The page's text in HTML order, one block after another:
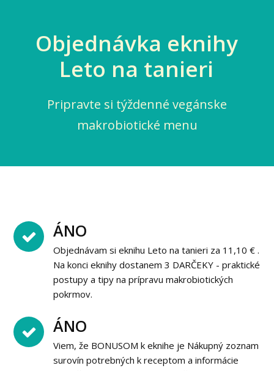
Objednávka eknihy
Leto na tanieri
Pripravte si týždenné vegánske
makrobiotické menu
ÁNO
Objednávam si eknihu Leto na tanieri za 11,10 € .
Na konci eknihy dostanem 3 DARČEKY - praktické
postupy a tipy na prípravu makrobiotických
pokrmov.
ÁNO
Viem, že BONUSOM k eknihe je Nákupný zoznam
surovín potrebných k receptom a informácie